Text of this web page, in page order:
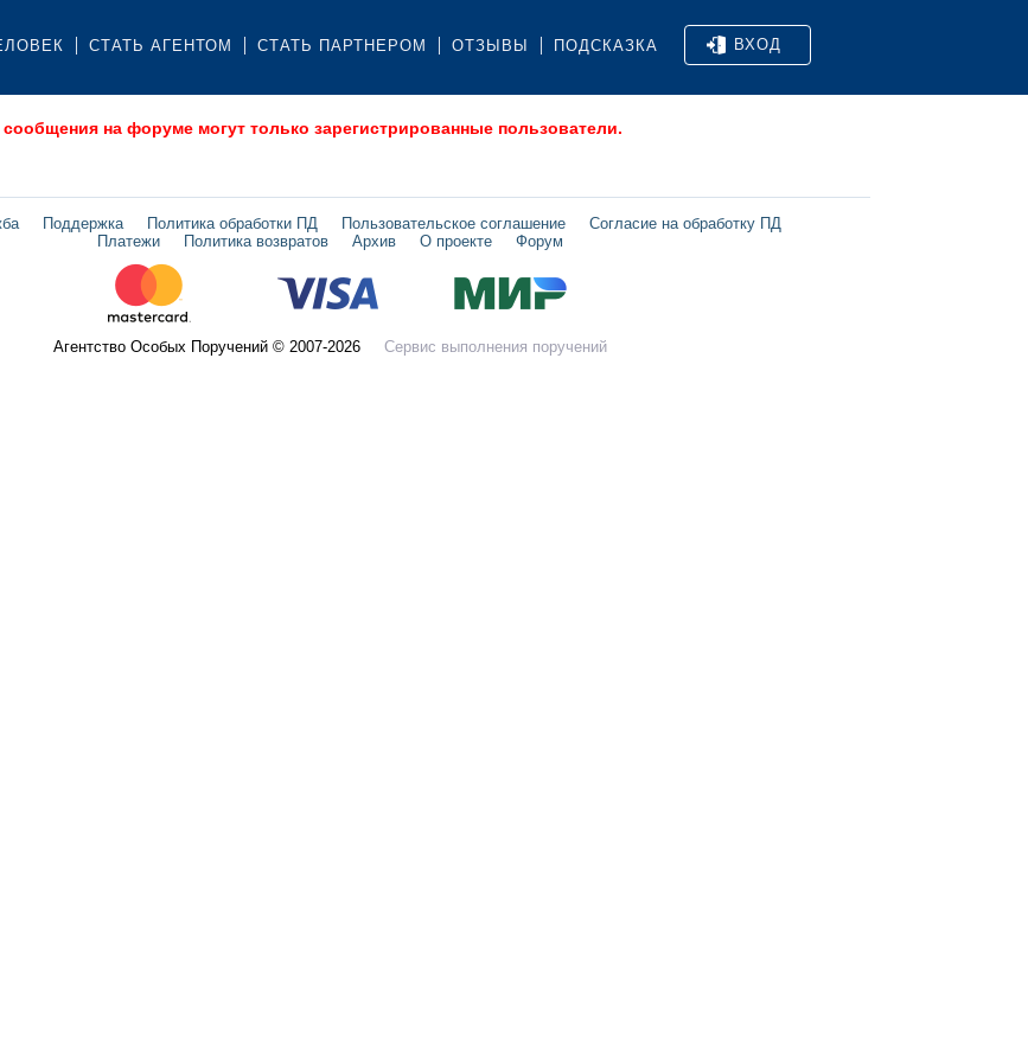
СТАТЬ АГЕНТОМ СТАТЬ ПАРТНЕРОМ ОТЗЫВЫ ПОДСКАЗКА ВХОД
на форуме могут только зарегистрированные пользователи.
Поддержка Политика обработки ПД Пользовательское соглашение
Согласие на обработку ПД
Платежи
Политика возвратов Архив О проекте Форум
Агентство Особых Поручений © 2007-2026 Сервис выполнения поручений